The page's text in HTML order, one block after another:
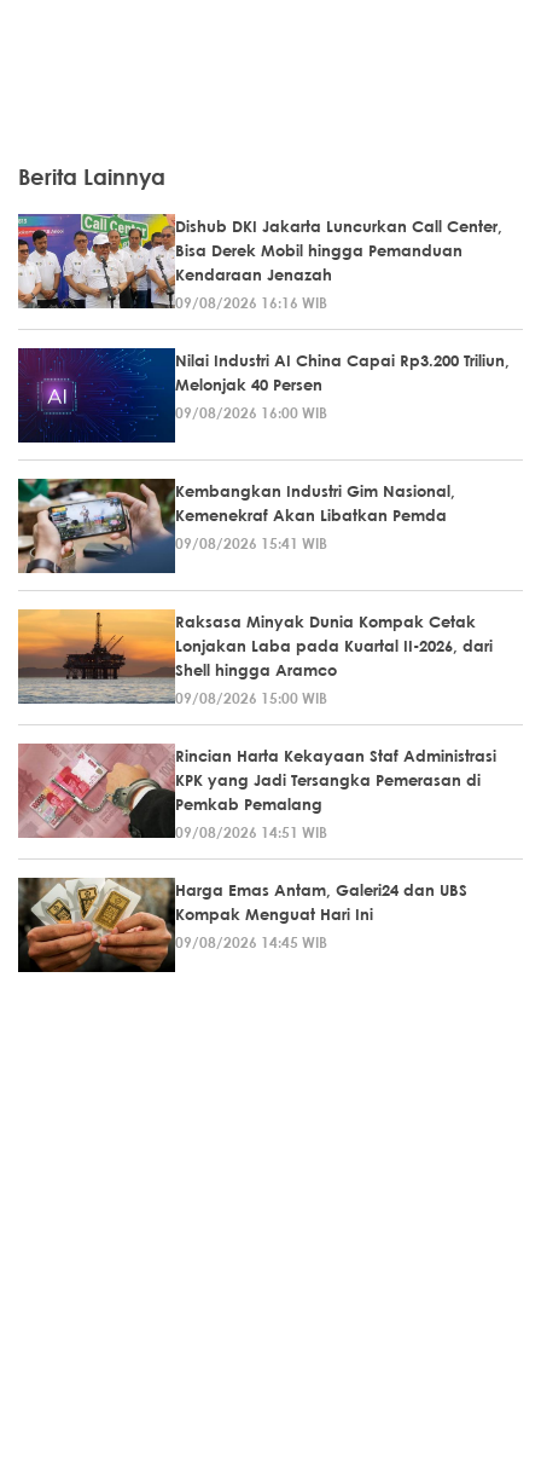
Berita Lainnya
Dishub DKI Jakarta Luncurkan Call Center,
Bisa Derek Mobil hingga Pemanduan
Kendaraan Jenazah
09/08/2026 16:16 WIB
Nilai Industri AI China Capai Rp3.200 Triliun,
Melonjak 40 Persen
09/08/2026 16:00 WIB
Kembangkan Industri Gim Nasional,
Kemenekraf Akan Libatkan Pemda
09/08/2026 15:41 WIB
Raksasa Minyak Dunia Kompak Cetak
Lonjakan Laba pada Kuartal II-2026, dari
Shell hingga Aramco
09/08/2026 15:00 WIB
Rincian Harta Kekayaan Staf Administrasi
KPK yang Jadi Tersangka Pemerasan di
Pemkab Pemalang
09/08/2026 14:51 WIB
Harga Emas Antam, Galeri24 dan UBS
Kompak Menguat Hari Ini
09/08/2026 14:45 WIB